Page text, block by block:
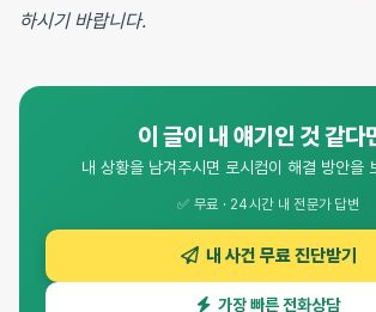
하시기 바랍니다.
이 글이 내 얘기인 것 같다
내 상황을 남겨주시면 로시컴이 해결 방안을
✅ 무료 · 24시간 내 전문가 답변
내 사건 무료 진단받기
가장 빠른 전화상담